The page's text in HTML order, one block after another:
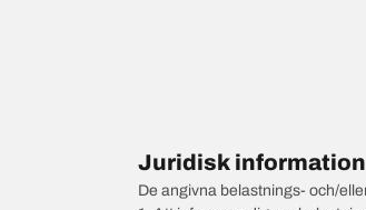
Juridisk information
De angivna belastnings- och/